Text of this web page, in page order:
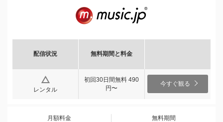
配信状況 無料期間と料金
レンタル
初回30日間無料 490
円〜
今すぐ観る
月額料金 無料期間